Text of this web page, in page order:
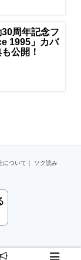
周年記念フ
1995」カバ
公開！
について ｜ ソク読み